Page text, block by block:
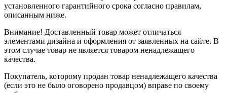
установленного гарантийного срока согласно правилам,
описанным ниже.
Внимание! Доставленный товар может отличаться
элементами дизайна и оформления от заявленных на сайте. В
этом случае товар не является товаром ненадлежащего
качества.
Покупатель, которому продан товар ненадлежащего качества
(если это не было оговорено продавцом) вправе по своему